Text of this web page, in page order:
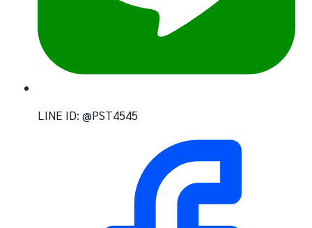
LINE ID: @PST4545